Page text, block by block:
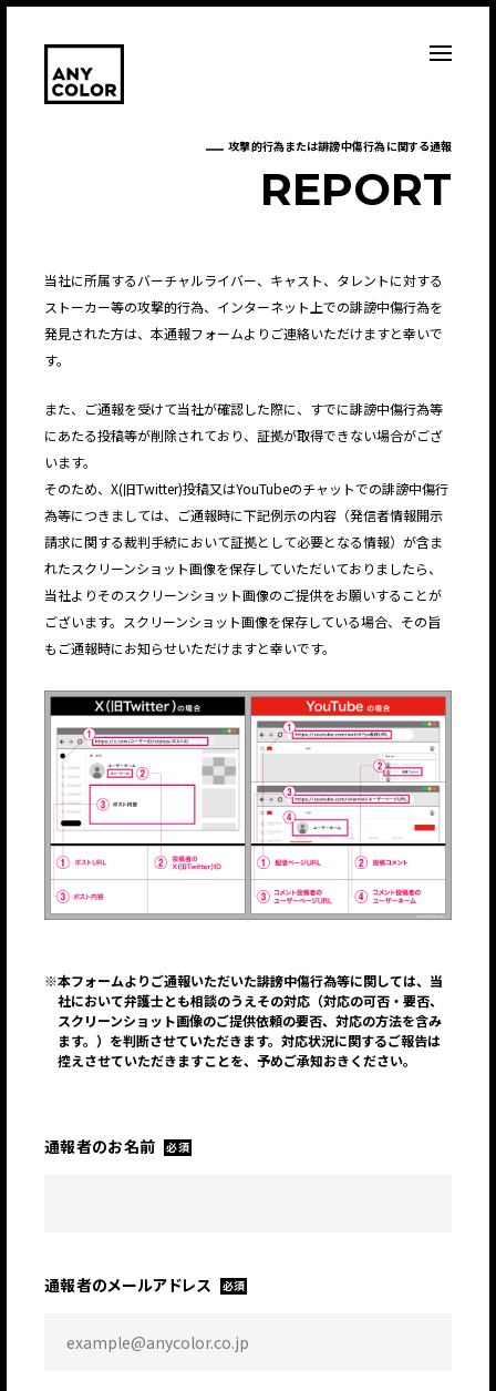
攻撃的行為または誹謗中傷行為に関する通報
REPORT
当社に所属するバーチャルライバー、キャスト、タレントに対する
ストーカー等の攻撃的行為、インターネット上での誹謗中傷行為を
発見された方は、本通報フォームよりご連絡いただけますと幸いで
す。
また、ご通報を受けて当社が確認した際に、すでに誹謗中傷行為等
にあたる投稿等が削除されており、証拠が取得できない場合がござ
います。
そのため、X(旧Twitter)投稿又はYouTubeのチャットでの誹謗中傷行
為等につきましては、ご通報時に下記例示の内容（発信者情報開示
請求に関する裁判手続において証拠として必要となる情報）が含ま
れたスクリーンショット画像を保存していただいておりましたら、
当社よりそのスクリーンショット画像のご提供をお願いすることが
ございます。スクリーンショット画像を保存している場合、その旨
もご通報時にお知らせいただけますと幸いです。
※本フォームよりご通報いただいた誹謗中傷行為等に関しては、当
社において弁護士とも相談のうえその対応（対応の可否・要否、
スクリーンショット画像のご提供依頼の要否、対応の方法を含み
ます。）を判断させていただきます。対応状況に関するご報告は
控えさせていただきますことを、予めご承知おきください。
通報者のお名前 必須
通報者のメールアドレス 必須